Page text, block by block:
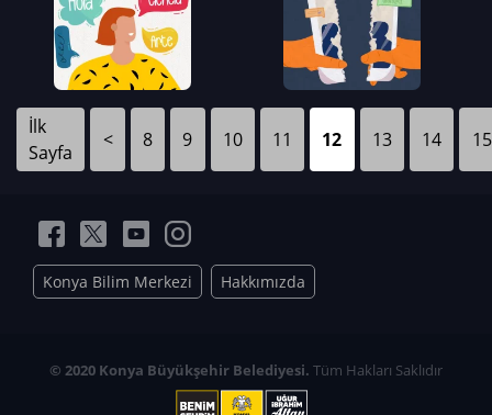
İlk
Sayfa
< 8 9 10 11 12 13 14 15
Konya Bilim Merkezi Hakkımızda
© 2020 Konya Büyükşehir Belediyesi. Tüm Hakları Saklıdır